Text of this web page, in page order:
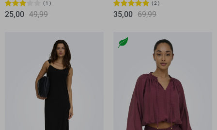
1
25,00 49,99
2
35,00 69,99